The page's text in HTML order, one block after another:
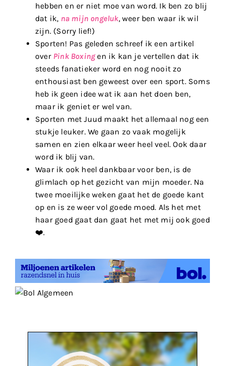
hebben en er niet moe van word. Ik ben zo blij
dat ik, na mijn ongeluk, weer ben waar ik wil
zijn. (Sorry lief!)
Sporten! Pas geleden schreef ik een artikel
over Pink Boxingen ik kan je vertellen dat ik
steeds fanatieker word en nog nooit zo
enthousiast ben geweest over een sport. Soms
heb ik geen idee wat ik aan het doen ben,
maar ik geniet er wel van.
Sporten met Juud maakt het allemaal nog een
stukje leuker. We gaan zo vaak mogelijk
samen en zien elkaar weer heel veel. Ook daar
word ik blij van.
Waar ik ook heel dankbaar voor ben, is de
glimlach op het gezicht van mijn moeder. Na
twee moeilijke weken gaat het de goede kant
op en is ze weer vol goede moed. Als het met
haar goed gaat dan gaat het met mij ook goed
❤️.